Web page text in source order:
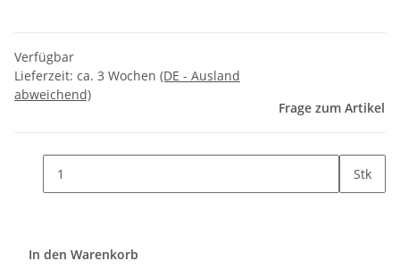
Verfügbar
Lieferzeit: ca. 3 Wochen (DE - Ausland
abweichend)
Frage zum Artikel
Stk
In den Warenkorb